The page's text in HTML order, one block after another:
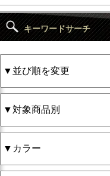
キーワードサーチ